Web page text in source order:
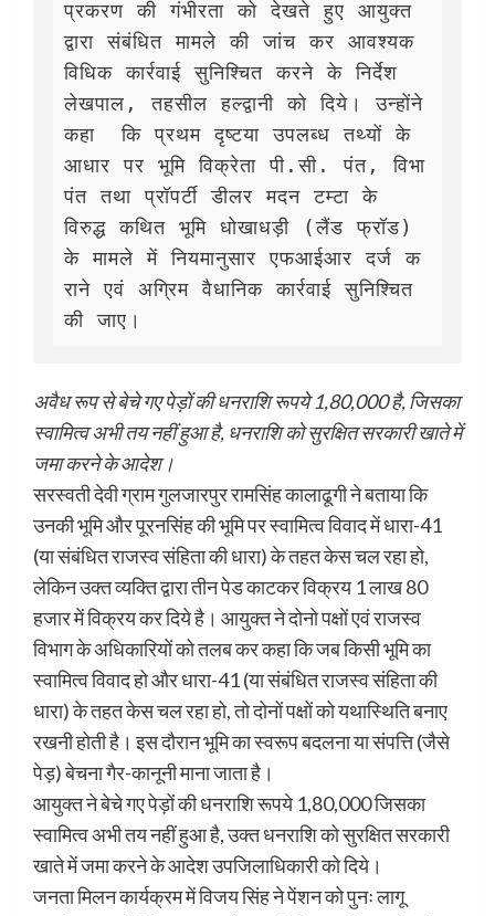
प्रकरण की गंभीरता को देखते हुए आयुक्त
द्वारा संबंधित मामले की जांच कर आवश्यक
विधिक कार्रवाई सुनिश्चित करने के निर्देश
लेखपाल, तहसील हल्द्वानी को दिये। उन्होंने
कहा  कि प्रथम दृष्टया उपलब्ध तथ्यों के
आधार पर भूमि विक्रेता पी.सी. पंत, विभा
पंत तथा प्रॉपर्टी डीलर मदन टम्टा के
विरुद्ध कथित भूमि धोखाधड़ी (लैंड फ्रॉड)
के मामले में नियमानुसार एफआईआर दर्ज क
राने एवं अग्रिम वैधानिक कार्रवाई सुनिश्चित
की जाए।
अवैध रूप से बेचे गए पेड़ों की धनराशि रूपये 1,80,000 है, जिसका
स्वामित्व अभी तय नहीं हुआ है, धनराशि को सुरक्षित सरकारी खाते में
जमा करने के आदेश।
सरस्वती देवी ग्राम गुलजारपुर रामसिंह कालाढूगी ने बताया कि
उनकी भूमि और पूरनसिंह की भूमि पर स्वामित्व विवाद में धारा-41
(या संबंधित राजस्व संहिता की धारा) के तहत केस चल रहा हो,
लेकिन उक्त व्यक्ति द्वारा तीन पेड काटकर विक्रय 1 लाख 80
हजार में विक्रय कर दिये है। आयुक्त ने दोनो पक्षों एवं राजस्व
विभाग के अधिकारियों को तलब कर कहा कि जब किसी भूमि का
स्वामित्व विवाद हो और धारा-41 (या संबंधित राजस्व संहिता की
धारा) के तहत केस चल रहा हो, तो दोनों पक्षों को यथास्थिति बनाए
रखनी होती है। इस दौरान भूमि का स्वरूप बदलना या संपत्ति (जैसे
पेड़) बेचना गैर-कानूनी माना जाता है।
आयुक्त ने बेचे गए पेड़ों की धनराशि रूपये 1,80,000 जिसका
स्वामित्व अभी तय नहीं हुआ है, उक्त धनराशि को सुरक्षित सरकारी
खाते में जमा करने के आदेश उपजिलाधिकारी को दिये।
जनता मिलन कार्यक्रम में विजय सिंह ने पेंशन को पुनः लागू